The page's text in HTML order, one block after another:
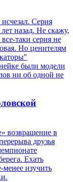
Серия
назад. Не скажу,
таки серия не
Но ценителям
были модели
ни об одной не
возвращение в
друзья
Ехать
изучить